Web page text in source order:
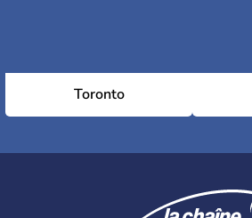
Toronto